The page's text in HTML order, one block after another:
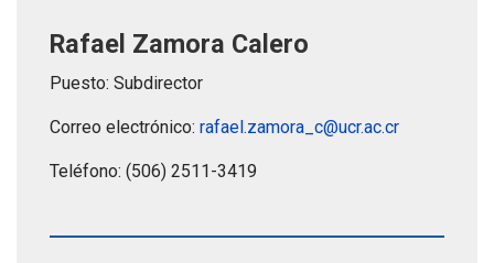
Rafael Zamora Calero
Puesto: Subdirector
Correo electrónico: rafael.zamora_c@ucr.ac.cr
Teléfono: (506) 2511-3419